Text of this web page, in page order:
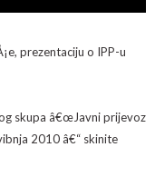
prezentaciju o IPP-u
skupa â€œJavni prijevoz
2010 â€“ skinite